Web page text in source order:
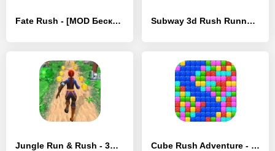
Fate Rush - [MOD Бесконечные монеты] Subway 3d Rush Runner Game - [MOD Бесконечные деньги]
Jungle Run & Rush - 3D Surfer - [MOD Много денег] Cube Rush Adventure - [MOD Бесконечные монеты]